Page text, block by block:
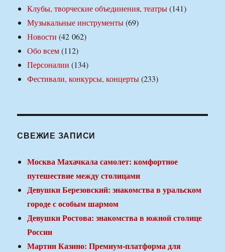
Клубы, творческие объединения, театры(141)
Музыкальные инструменты(69)
Новости (42 062)
Обо всем(112)
Персоналии (134)
Фестивали, конкурсы, концерты(233)
СВЕЖИЕ ЗАПИСИ
Москва Махачкала самолет: комфортное
путешествие между столицами
Девушки Березовский: знакомства в уральском
городе с особым шармом
Девушки Ростова: знакомства в южной столице
России
Мартин Казино: Премиум-платформа для